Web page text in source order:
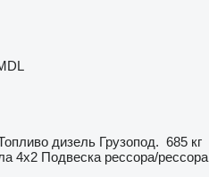
дизель Грузопод. 685 кг
4x2 Подвеска рессора/рессора